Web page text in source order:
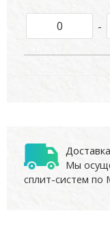
-
Доставка
Мы
сплит-систем